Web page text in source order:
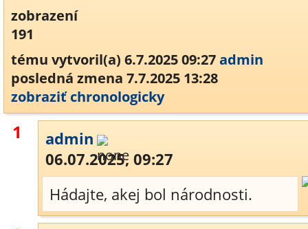
zobrazení
191
tému vytvoril(a) 6.7.2025 09:27admin
posledná zmena 7.7.2025 13:28
zobraziť chronologicky
1
admin
06.07.2025, 09:27
Hádajte, akej bol národnosti.